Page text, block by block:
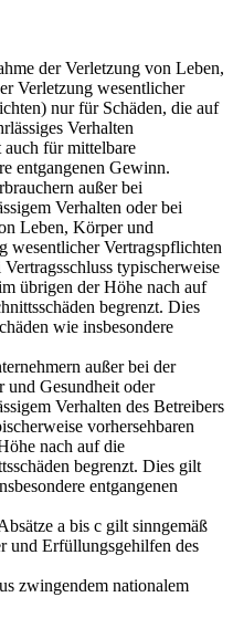
der Verletzung von Leben,
Verletzung wesentlicher
nur für Schäden, die auf
Verhalten
für mittelbare
entgangenen Gewinn.
außer bei
Verhalten oder bei
Leben, Körper und
wesentlicher Vertragspflichten
typischerweise
übrigen der Höhe nach auf
begrenzt. Dies
wie insbesondere
außer bei der
und Gesundheit oder
Verhalten des Betreibers
vorhersehbaren
nach auf die
begrenzt. Dies gilt
entgangenen
a bis c gilt sinngemäß
und Erfüllungsgehilfen des
zwingendem nationalem